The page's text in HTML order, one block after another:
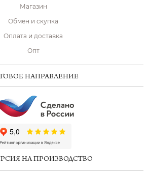
Магазин
Обмен и скупка
Оплата и доставка
Опт
НАПРАВЛЕНИЕ
НА ПРОИЗВОДСТВО